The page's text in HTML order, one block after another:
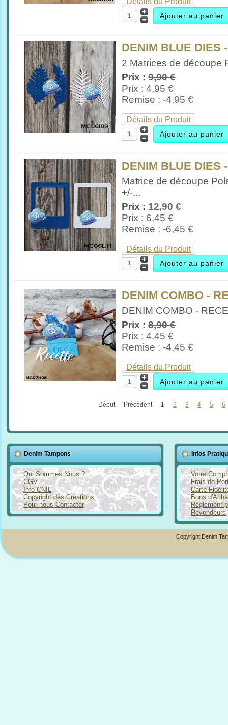
DENIM BLUE DIES
2 Matrices de découpe
Prix :9,90 €
Prix :4,95 €
Remise :-4,95 €
Détails du Produit
DENIM BLUE DIES
Matrice de découpe
+/-...
Prix :12,90 €
Prix : 6,45 €
Remise :-6,45 €
Détails du Produit
DENIM COMBO -
DENIM COMBO -
Prix :8,90 €
Prix :4,45 €
Remise :-4,45 €
Détails du Produit
Début Précédent 1 2 3 4 5 6
Denim Tampons
Qui Sommes Nous ?
CGV
Info CNIL
Copyright des Créations
Pour nous Contacter
Infos
Votre
Frais de
Carte
Bons
Règlement
Revendeurs
Copyright Denim